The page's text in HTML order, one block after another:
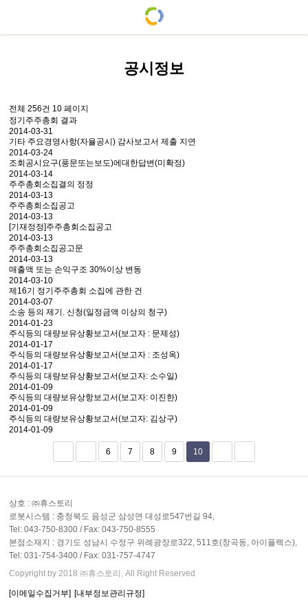
공시정보
전체 256건 10 페이지
정기주주총회 결과
2014-03-31
기타 주요경영사항(자율공시) 감사보고서 제출 지연
2014-03-24
조회공시요구(풍문또는보도)에대한답변(미확정)
2014-03-14
주주총회소집결의 정정
2014-03-13
주주총회소집공고
2014-03-13
[기재정정]주주총회소집공고
2014-03-13
주주총회소집공고문
2014-03-13
매출액 또는 손익구조 30%이상 변동
2014-03-10
제16기 정기주주총회 소집에 관한 건
2014-03-07
소송 등의 제기. 신청(일정금액 이상의 청구)
2014-01-23
주식등의 대량보유상황보고서(보고자 : 문제성)
2014-01-17
주식등의 대량보유상황보고서(보고자 : 조성옥)
2014-01-17
주식등의 대량보유상황보고서(보고자: 소수일)
2014-01-09
주식등의 대량보유상항보고서(보고자: 이진한)
2014-01-09
주식등의 대량보유상황보고서(보고자: 김상구)
2014-01-09
6 7 8 9 10
상호 : ㈜휴스토리
로봇시스템 : 충청북도 음성군 삼성면 대성로547번길 94,
Tel: 043-750-8300 / Fax: 043-750-8555
본점소재지 : 경기도 성남시 수정구 위례광장로322, 511호(창곡동, 아이플렉스),
Tel: 031-754-3400 / Fax: 031-757-4747
Copyright by 2018 ㈜휴스토리, All Right Reserved
[이메일수집거부] [내부정보관리규정]